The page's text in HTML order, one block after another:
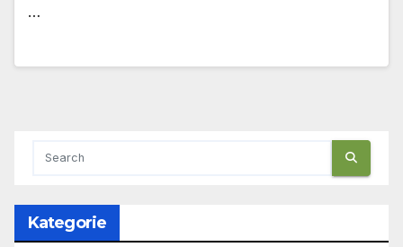
…
Kategorie